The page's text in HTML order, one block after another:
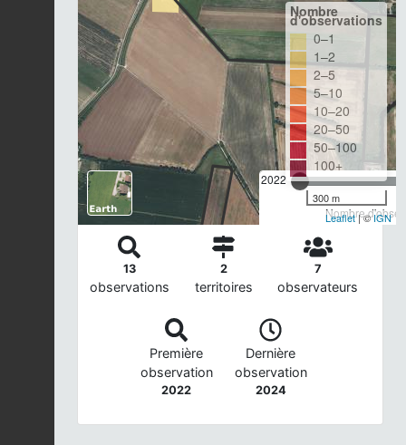
2022
Nombre
Nombre
d'observations
0–1
1–2
2–5
5–10
10–20
20–50
50–100
100+
300 m
Leaflet| ©IGN
13
observations
2
territoires
7
observateurs
Première
observation
2022
Dernière
observation
2024